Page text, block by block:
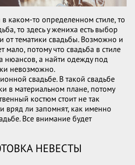
в каком-то определенном стиле, то
то здесь у жениха есть выбор
от тематики свадьбы. Возможно и
мало, потому что свадьба в стиле
нюансов, а найти одежду под
невозможно.
свадьбе. В такой свадьбе
в материальном плане, потому
костюм стоит не так
вряд ли запомнят, как именно
Все внимание будет
НЕВЕСТЫ